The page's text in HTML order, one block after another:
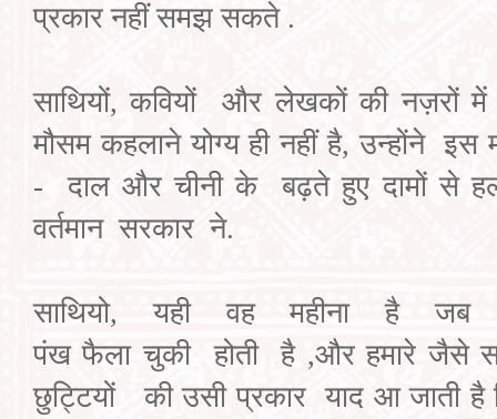
प्रकार नहीं समझ सकते.
साथियों,कवियों
और लेखकों की नज़रों में
मौसम कहलाने योग्य ही नहीं है,उन्होंने इस
-
दाल और चीनी के बढ़ते हुए दामों से
वर्तमान सरकार ने.
साथियो,यही वह महीना है जब
पंख फैला चुकी होती है,और हमारे जैसे
छुट्टियों
की उसी प्रकार याद आ जाती है